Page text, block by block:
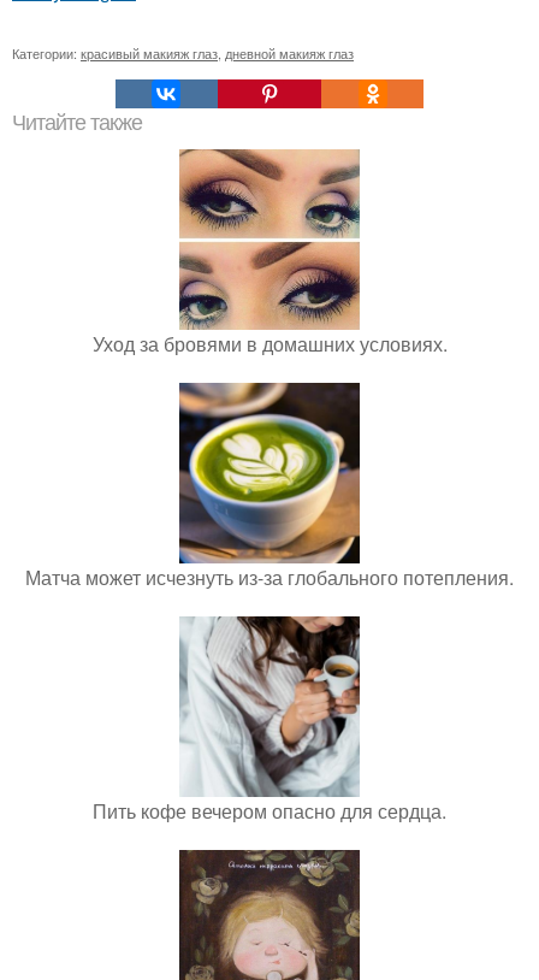
Категории: красивый макияж глаз дневной макияж глаз
Читайте также
Уход за бровями в домашних условиях.
Матча может исчезнуть из-за глобального потепления.
Пить кофе вечером опасно для сердца.